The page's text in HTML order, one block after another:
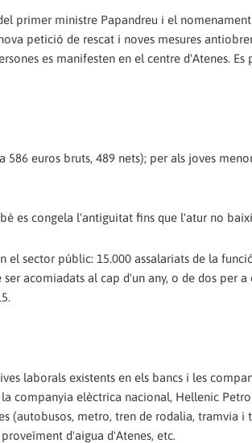
primer ministre Papandreu i el
petició de rescat i noves mesures
es manifesten en el centre d'Atenes.
euros bruts, 489 nets); per als joves
es congela l'antiguitat fins que l'atur no baixi
sector públic: 15.000 assalariats de la
ser acomiadats al cap d'un any, o de dos per
laborals existents en els bancs i les
companyia elèctrica nacional, Hellenic
(autobusos, metro, tren de rodalia, tramvia i
d'aigua d'Atenes, etc.